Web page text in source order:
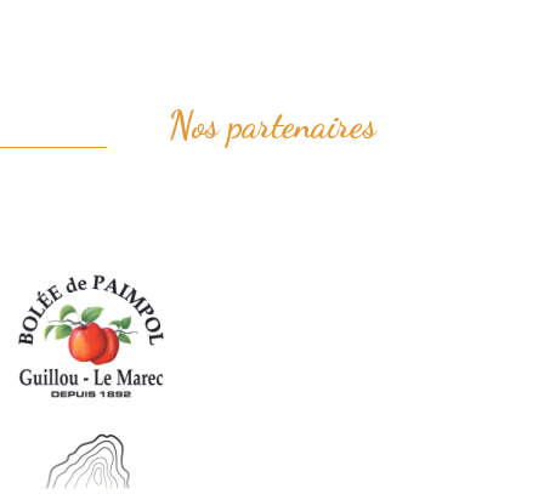
Nos partenaires